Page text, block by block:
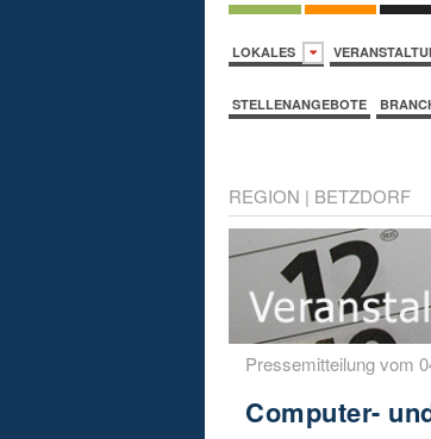
LOKALES
STELLENANGEBOTE
REGION | BETZDORF
Pressemitteilung
Computer-